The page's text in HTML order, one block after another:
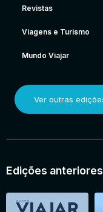
Revistas
Viagens e Turismo
Mundo Viajar
Ver outras
Edições anteriores